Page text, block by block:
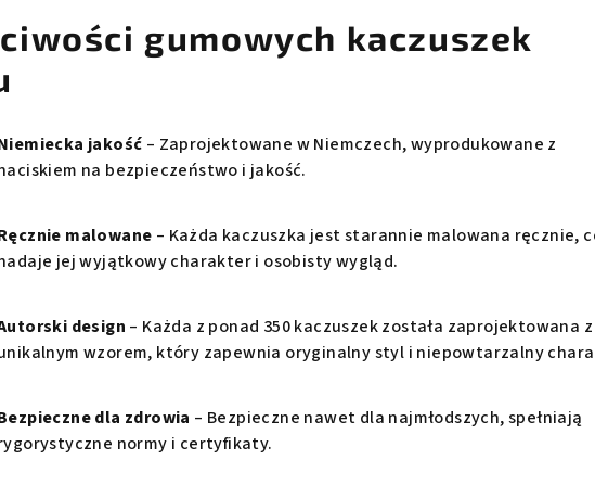
gumowych kaczuszek
jakość – Zaprojektowane w Niemczech, wyprodukowane z
na bezpieczeństwo i jakość.
malowane – Każda kaczuszka jest starannie malowana ręcznie,
jej wyjątkowy charakter i osobisty wygląd.
design – Każda z ponad 350 kaczuszek została zaprojektowana z
wzorem, który zapewnia oryginalny styl i niepowtarzalny
dla zdrowia – Bezpieczne nawet dla najmłodszych, spełniają
normy i certyfikaty.